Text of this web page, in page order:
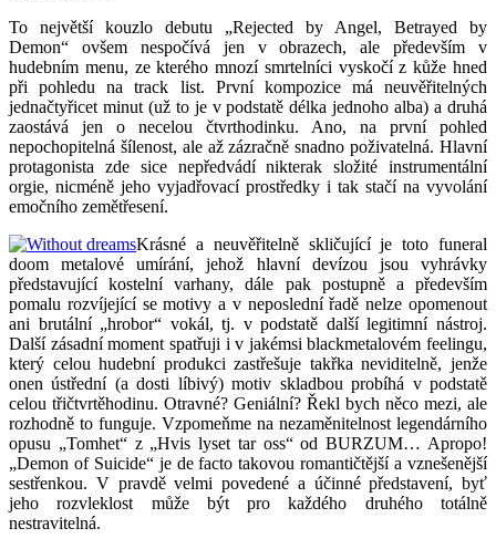
To největší kouzlo debutu „Rejected by Angel, Betrayed by
Demon“ ovšem nespočívá jen v obrazech, ale především v
hudebním menu, ze kterého mnozí smrtelníci vyskočí z kůže hned
při pohledu na track list. První kompozice má neuvěřitelných
jednačtyřicet minut (už to je v podstatě délka jednoho alba) a druhá
zaostává jen o necelou čtvrthodinku. Ano, na první pohled
nepochopitelná šílenost, ale až zázračně snadno poživatelná. Hlavní
protagonista zde sice nepředvádí nikterak složité instrumentální
orgie, nicméně jeho vyjadřovací prostředky i tak stačí na vyvolání
emočního zemětřesení.
Krásné a neuvěřitelně skličující je toto funeral
doom metalové umírání, jehož hlavní devízou jsou vyhrávky
představující kostelní varhany, dále pak postupně a především
pomalu rozvíjející se motivy a v neposlední řadě nelze opomenout
ani brutální „hrobor“ vokál, tj. v podstatě další legitimní nástroj.
Další zásadní moment spatřuji i v jakémsi blackmetalovém feelingu,
který celou hudební produkci zastřešuje takřka neviditelně, jenže
onen ústřední (a dosti líbivý) motiv skladbou probíhá v podstatě
celou třičtvrtěhodinu. Otravné? Geniální? Řekl bych něco mezi, ale
rozhodně to funguje. Vzpomeňme na nezaměnitelnost legendárního
opusu „Tomhet“ z „Hvis lyset tar oss“ od BURZUM… Apropo!
„Demon of Suicide“ je de facto takovou romantičtější a vznešenější
sestřenkou. V pravdě velmi povedené a účinné představení, byť
jeho rozvleklost může být pro každého druhého totálně
nestravitelná.